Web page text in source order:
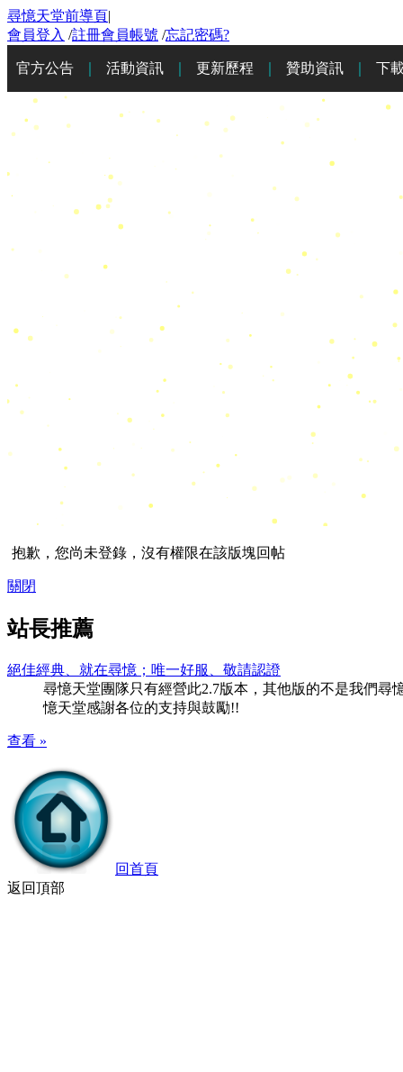
尋憶天堂前導頁|
會員登入 /註冊會員帳號 /忘記密碼?
抱歉，您尚未登錄，沒有權限在該版塊回帖
關閉
站長推薦
絕佳經典、就在尋憶；唯一好服、敬請認證
尋憶天堂團隊只有經營此2.7版本，其他版的不是我們尋
憶天堂感謝各位的支持與鼓勵!!
查看 »
回首頁
返回頂部